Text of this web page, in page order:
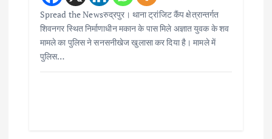
Spread the Newsरुद्रपुर। थाना ट्रांजिट कैंप क्षेत्रान्तर्गत
शिवनगर स्थित निर्माणाधीन मकान के पास मिले अज्ञात युवक के शव
मामले का पुलिस ने सनसनीखेज खुलासा कर दिया है। मामले में
पुलिस…